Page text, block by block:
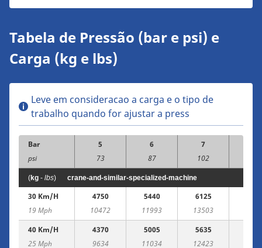
Tabela de Pressão (bar e psi) e
Carga (kg e lbs)
Leve em consideracao a carga e o tipo de
trabalho quando for ajustar a press
Bar
psi
5
73
6
87
7
102
(kg - lbs) crane-and-similar-specialized-machine
30 Km/h
19 Mph
4750
10472
5440
11993
6125
13503
40 Km/h
25 Mph
4370
9634
5005
11034
5635
12423